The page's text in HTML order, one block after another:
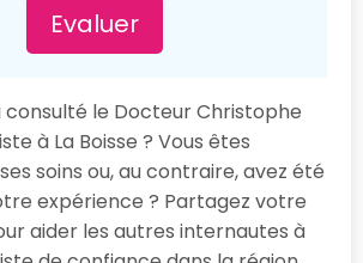
Evaluer
consulté le Docteur Christophe
à La Boisse ? Vous êtes
soins ou, au contraire, avez été
expérience ? Partagez votre
aider les autres internautes à